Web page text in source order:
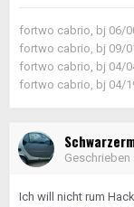
fortwo cabrio, bj 06/
fortwo cabrio, bj 09/
fortwo cabrio, bj 04/
fortwo cabrio, bj 04/
Geschrieben
Ich will nicht rum